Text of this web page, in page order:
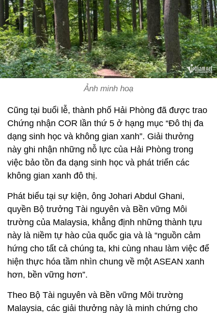
Ảnh minh hoạ
Cũng tại buổi lễ, thành phố Hải Phòng đã được trao
Chứng nhận COR lần thứ 5 ở hạng mục “Đô thị đa
dạng sinh học và không gian xanh”. Giải thưởng
này ghi nhận những nỗ lực của Hải Phòng trong
việc bảo tồn đa dạng sinh học và phát triển các
không gian xanh đô thị.
Phát biểu tại sự kiện, ông Johari Abdul Ghani,
quyền Bộ trưởng Tài nguyên và Bền vững Môi
trường của Malaysia, khẳng định những thành tựu
này là niềm tự hào của quốc gia và là “nguồn cảm
hứng cho tất cả chúng ta, khi cùng nhau làm việc để
hiện thực hóa tầm nhìn chung về một ASEAN xanh
hơn, bền vững hơn”.
Theo Bộ Tài nguyên và Bền vững Môi trường
Malaysia, các giải thưởng này là minh chứng cho